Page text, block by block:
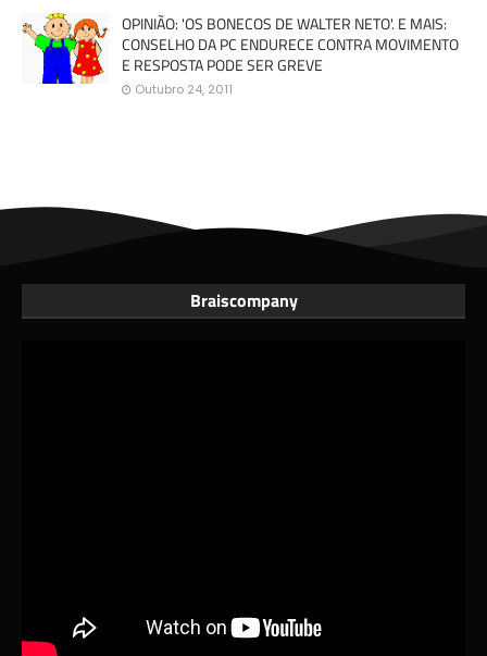
OPINIÃO: 'OS BONECOS DE WALTER NETO'. E MAIS:
CONSELHO DA PC ENDURECE CONTRA MOVIMENTO
E RESPOSTA PODE SER GREVE
Outubro 24, 2011
Braiscompany